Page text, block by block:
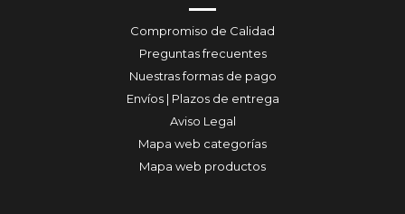
Compromiso de Calidad
Preguntas frecuentes
Nuestras formas de pago
Envíos | Plazos de entrega
Aviso Legal
Mapa web categorías
Mapa web productos